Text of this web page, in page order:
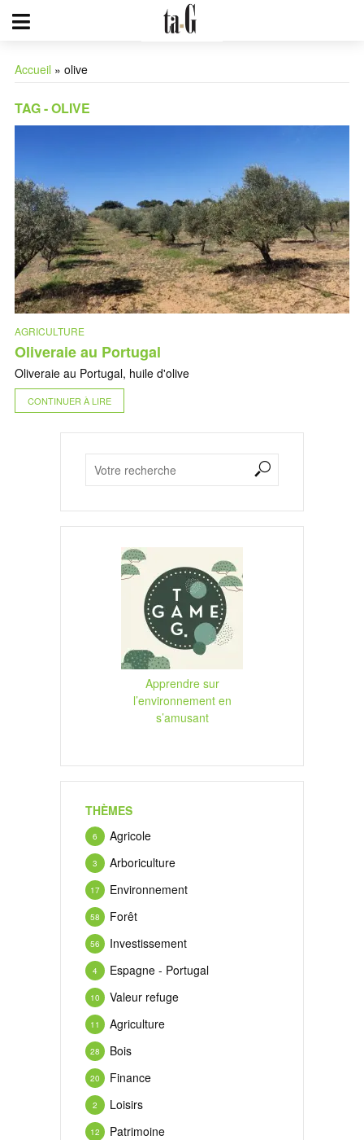
Accueil » olive
TAG - OLIVE
AGRICULTURE
Oliveraie au Portugal
Oliveraie au Portugal, huile d'olive
CONTINUER À LIRE
Apprendre sur
l’environnement en
s’amusant
THÈMES
Agricole
6
Arboriculture
3
Environnement
17
Forêt
58
Investissement
56
Espagne - Portugal
4
Valeur refuge
10
Agriculture
11
Bois
28
Finance
20
Loisirs
2
Patrimoine
12